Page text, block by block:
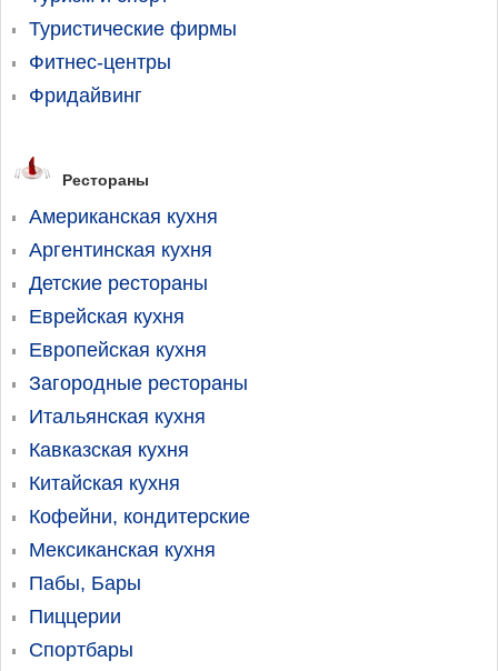
Туристические фирмы
Фитнес-центры
Фридайвинг
Рестораны
Американская кухня
Аргентинская кухня
Детские рестораны
Еврейская кухня
Европейская кухня
Загородные рестораны
Итальянская кухня
Кавказская кухня
Китайская кухня
Кофейни, кондитерские
Мексиканская кухня
Пабы, Бары
Пиццерии
Спортбары